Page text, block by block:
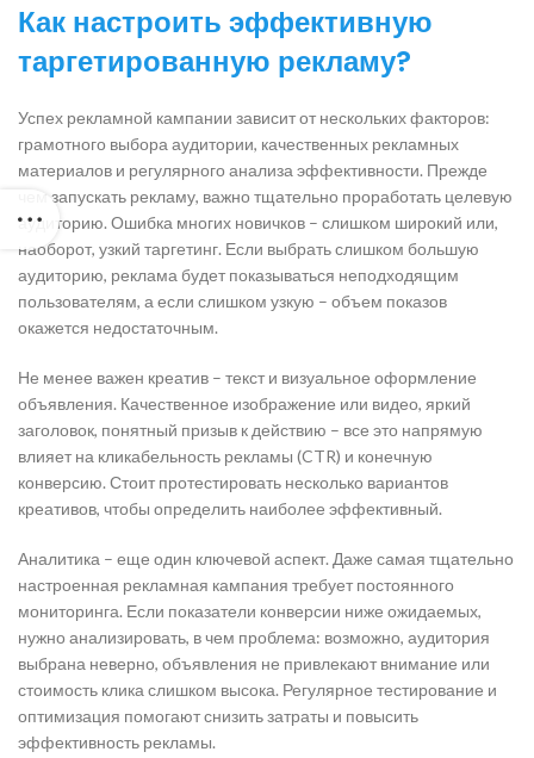
Как настроить эффективную
таргетированную рекламу?
Успех рекламной кампании зависит от нескольких факторов:
грамотного выбора аудитории, качественных рекламных
материалов и регулярного анализа эффективности. Прежде
чем запускать рекламу, важно тщательно проработать целевую
аудиторию. Ошибка многих новичков – слишком широкий или,
наоборот, узкий таргетинг. Если выбрать слишком большую
аудиторию, реклама будет показываться неподходящим
пользователям, а если слишком узкую – объем показов
окажется недостаточным.
Не менее важен креатив – текст и визуальное оформление
объявления. Качественное изображение или видео, яркий
заголовок, понятный призыв к действию – все это напрямую
влияет на кликабельность рекламы (CTR) и конечную
конверсию. Стоит протестировать несколько вариантов
креативов, чтобы определить наиболее эффективный.
Аналитика – еще один ключевой аспект. Даже самая тщательно
настроенная рекламная кампания требует постоянного
мониторинга. Если показатели конверсии ниже ожидаемых,
нужно анализировать, в чем проблема: возможно, аудитория
выбрана неверно, объявления не привлекают внимание или
стоимость клика слишком высока. Регулярное тестирование и
оптимизация помогают снизить затраты и повысить
эффективность рекламы.